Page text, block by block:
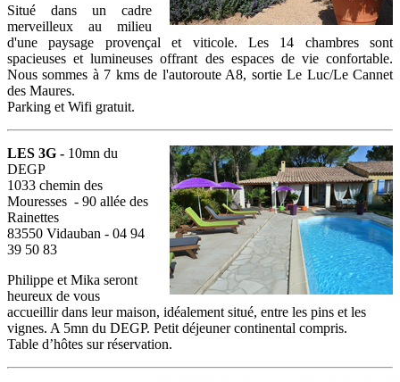
Situé dans un cadre
merveilleux au milieu
d'une paysage provençal et viticole. Les 14 chambres sont
spacieuses et lumineuses offrant des espaces de vie confortable.
Nous sommes à 7 kms de l'autoroute A8, sortie Le Luc/Le Cannet
des Maures.
Parking et Wifi gratuit.
LES 3G - 10mn du
DEGP
1033 chemin des
Mouresses - 90 allée des
Rainettes
83550 Vidauban - 04 94
39 50 83
Philippe et Mika seront
heureux de vous
accueillir dans leur maison, idéalement situé, entre les pins et les
vignes. A 5mn du DEGP. Petit déjeuner continental compris.
Table d’hôtes sur réservation.